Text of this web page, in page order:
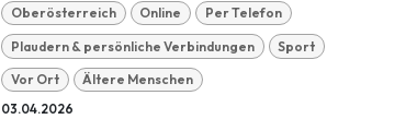
Oberösterreich Online Per Telefon
Plaudern & persönliche Verbindungen Sport
Vor Ort Ältere Menschen
03.04.2026